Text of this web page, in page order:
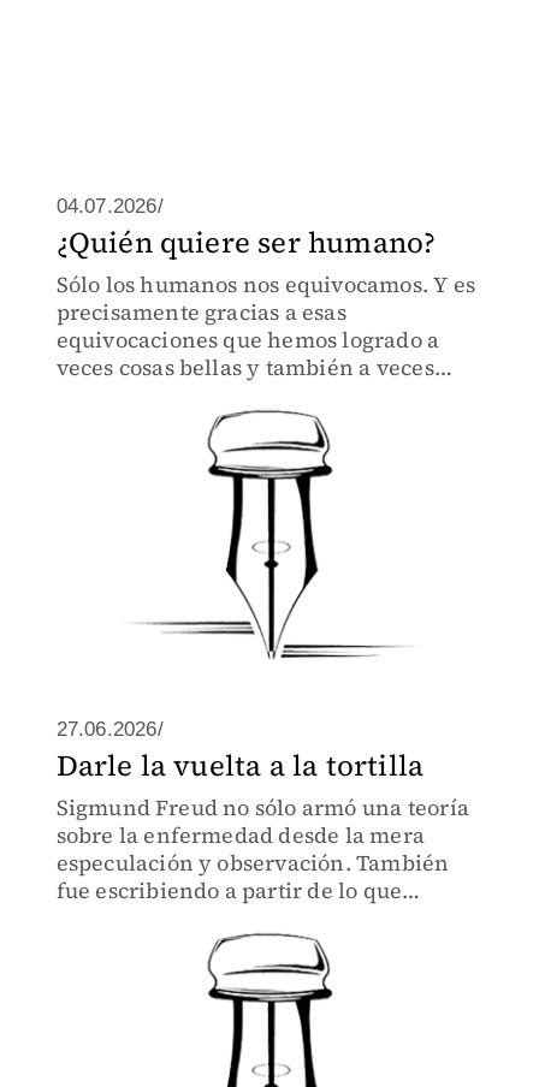
04.07.2026/
¿Quién quiere ser humano?
Sólo los humanos nos equivocamos. Y es
precisamente gracias a esas
equivocaciones que hemos logrado a
veces cosas bellas y también a veces
27.06.2026/
Darle la vuelta a la tortilla
Sigmund Freud no sólo armó una teoría
sobre la enfermedad desde la mera
especulación y observación. También
fue escribiendo a partir de lo que